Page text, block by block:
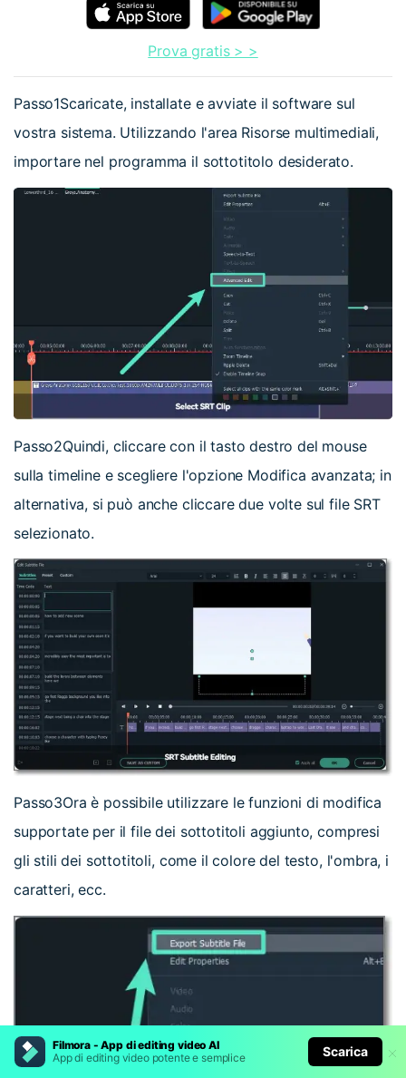
Filmora - App di editing video AI
App di editing video potente e semplice
Scarica
Prova gratis > >
Passo1Scaricate, installate e avviate il software sul
vostra sistema. Utilizzando l'area Risorse multimediali,
importare nel programma il sottotitolo desiderato.
Passo2Quindi, cliccare con il tasto destro del mouse
sulla timeline e scegliere l'opzione Modifica avanzata; in
alternativa, si può anche cliccare due volte sul file SRT
selezionato.
Passo3Ora è possibile utilizzare le funzioni di modifica
supportate per il file dei sottotitoli aggiunto, compresi
gli stili dei sottotitoli, come il colore del testo, l'ombra, i
caratteri, ecc.